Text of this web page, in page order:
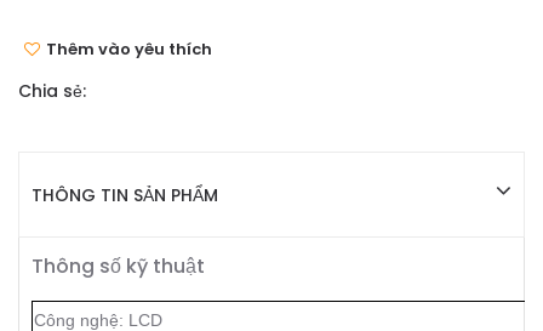
Thêm vào yêu thích
Chia sẻ:
THÔNG TIN SẢN PHẨM
Thông số kỹ thuật
Công nghệ: LCD